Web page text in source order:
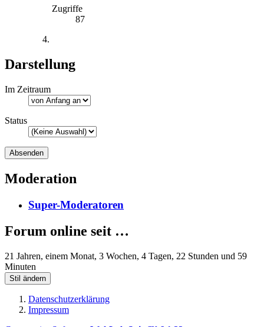
Zugriffe
87
Darstellung
Im Zeitraum
Status
Moderation
Super-Moderatoren
Forum online seit …
21 Jahren, einem Monat, 3 Wochen, 4 Tagen, 22 Stunden und 59
Minuten
Stil ändern
Datenschutzerklärung
Impressum